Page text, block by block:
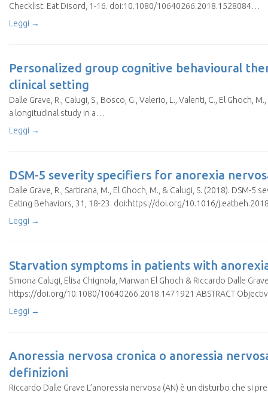
Checklist. Eat Disord, 1-16. doi:10.1080/10640266.2018.1528084…
Leggi →
Personalized group cognitive behavioural
clinical setting
Dalle Grave, R., Calugi, S., Bosco, G., Valerio, L., Valenti, C., El
a longitudinal study in a…
Leggi →
DSM-5 severity specifiers for anorexia
Dalle Grave, R., Sartirana, M., El Ghoch, M., & Calugi, S. (2018).
Eating Behaviors, 31, 18-23. doi:https://doi.org/10.1016/
Leggi →
Starvation symptoms in patients with
Simona Calugi, Elisa Chignola, Marwan El Ghoch & Riccardo Dalle
https://doi.org/10.1080/10640266.2018.1471921 ABSTRACT
Leggi →
Anoressia nervosa cronica o anoressia
definizioni
Riccardo Dalle Grave L’anoressia nervosa (AN) è un disturbo che si